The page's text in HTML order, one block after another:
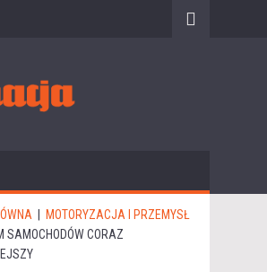
MOTORYZACJA I PRZEMYSŁ
SAMOCHODÓW CORAZ